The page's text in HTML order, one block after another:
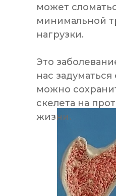
может
минимальной
нагрузки.
Это
нас
можно
скелета на
жизни.